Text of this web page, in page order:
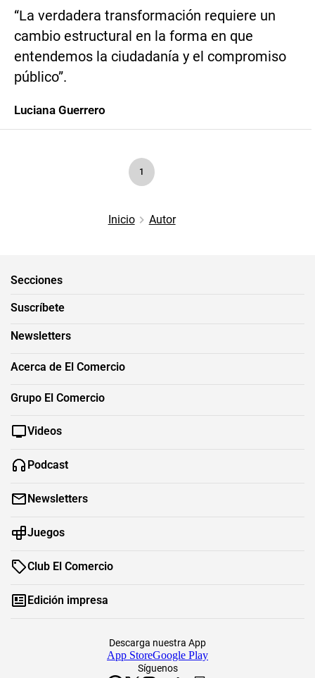
“La verdadera transformación requiere un
cambio estructural en la forma en que
entendemos la ciudadanía y el compromiso
público”.
Luciana Guerrero
1
Inicio Autor
Secciones
Suscríbete
Newsletters
Acerca de El Comercio
Grupo El Comercio
Videos
Podcast
Newsletters
Juegos
Club El Comercio
Edición impresa
Síguenos
Descarga nuestra App
App StoreGoogle Play